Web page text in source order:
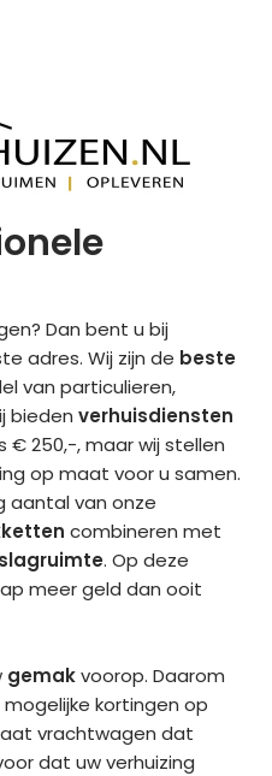
Dan bent u bij
adres. Wij zijn de beste
van particulieren,
bieden verhuisdiensten
€ 250,-, maar wij stellen
op maat voor u samen.
aantal van onze
combineren met
. Op deze
meer geld dan ooit
gemakvoorop. Daarom
mogelijke kortingen op
vrachtwagen dat
dat uw verhuizing